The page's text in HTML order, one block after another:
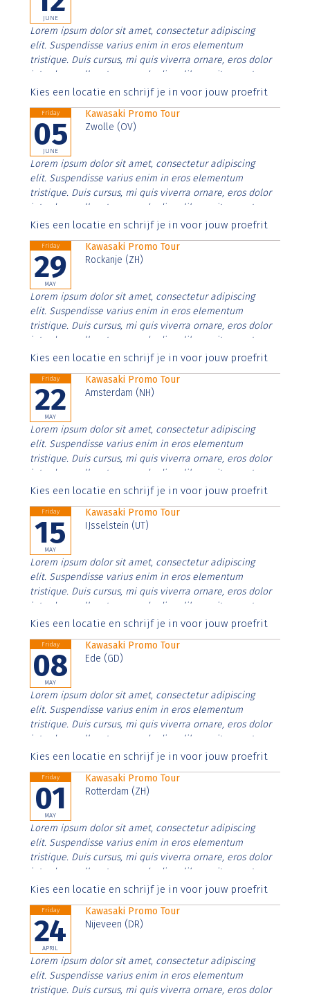
JUNE
Lorem ipsum dolor sit amet, consectetur adipiscing
elit. Suspendisse varius enim in eros elementum
tristique. Duis cursus, mi quis viverra ornare, eros dolor
interdum nulla, ut commodo diam libero vitae erat.
Aenean faucibus nibh et justo cursus id rutrum lorem
Kies een locatie en schrijf je in voor jouw proefrit
Friday
05
JUNE
Kawasaki Promo Tour
Zwolle (OV)
Lorem ipsum dolor sit amet, consectetur adipiscing
elit. Suspendisse varius enim in eros elementum
tristique. Duis cursus, mi quis viverra ornare, eros dolor
interdum nulla, ut commodo diam libero vitae erat.
Aenean faucibus nibh et justo cursus id rutrum lorem
Kies een locatie en schrijf je in voor jouw proefrit
Friday
29
MAY
Kawasaki Promo Tour
Rockanje (ZH)
Lorem ipsum dolor sit amet, consectetur adipiscing
elit. Suspendisse varius enim in eros elementum
tristique. Duis cursus, mi quis viverra ornare, eros dolor
interdum nulla, ut commodo diam libero vitae erat.
Aenean faucibus nibh et justo cursus id rutrum lorem
Kies een locatie en schrijf je in voor jouw proefrit
Friday
22
MAY
Kawasaki Promo Tour
Amsterdam (NH)
Lorem ipsum dolor sit amet, consectetur adipiscing
elit. Suspendisse varius enim in eros elementum
tristique. Duis cursus, mi quis viverra ornare, eros dolor
interdum nulla, ut commodo diam libero vitae erat.
Aenean faucibus nibh et justo cursus id rutrum lorem
Kies een locatie en schrijf je in voor jouw proefrit
Friday
15
MAY
Kawasaki Promo Tour
IJsselstein (UT)
Lorem ipsum dolor sit amet, consectetur adipiscing
elit. Suspendisse varius enim in eros elementum
tristique. Duis cursus, mi quis viverra ornare, eros dolor
interdum nulla, ut commodo diam libero vitae erat.
Aenean faucibus nibh et justo cursus id rutrum lorem
Kies een locatie en schrijf je in voor jouw proefrit
Friday
08
MAY
Kawasaki Promo Tour
Ede (GD)
Lorem ipsum dolor sit amet, consectetur adipiscing
elit. Suspendisse varius enim in eros elementum
tristique. Duis cursus, mi quis viverra ornare, eros dolor
interdum nulla, ut commodo diam libero vitae erat.
Aenean faucibus nibh et justo cursus id rutrum lorem
Kies een locatie en schrijf je in voor jouw proefrit
Friday
01
MAY
Kawasaki Promo Tour
Rotterdam (ZH)
Lorem ipsum dolor sit amet, consectetur adipiscing
elit. Suspendisse varius enim in eros elementum
tristique. Duis cursus, mi quis viverra ornare, eros dolor
interdum nulla, ut commodo diam libero vitae erat.
Aenean faucibus nibh et justo cursus id rutrum lorem
Kies een locatie en schrijf je in voor jouw proefrit
Friday
24
APRIL
Kawasaki Promo Tour
Nijeveen (DR)
Lorem ipsum dolor sit amet, consectetur adipiscing
elit. Suspendisse varius enim in eros elementum
tristique. Duis cursus, mi quis viverra ornare, eros dolor